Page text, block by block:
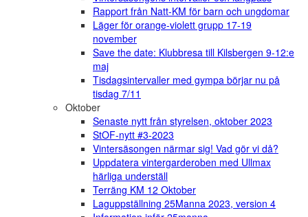
Rapport från Natt-KM för barn och ungdomar
Läger för orange-violett grupp 17-19
november
Save the date: Klubbresa till Kilsbergen 9-12:e
maj
Tisdagsintervaller med gympa börjar nu på
tisdag 7/11
Oktober
Senaste nytt från styrelsen, oktober 2023
StOF-nytt #3-2023
Vintersäsongen närmar sig! Vad gör vi då?
Uppdatera vintergarderoben med Ullmax
härliga underställ
Terräng KM 12 Oktober
Laguppställning 25Manna 2023, version 4